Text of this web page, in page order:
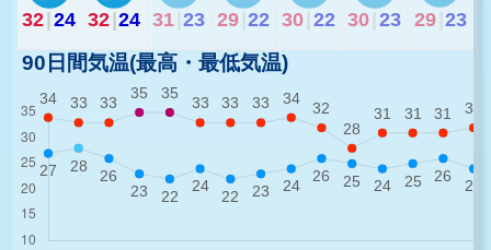
32|24 32|24 31 23 29 22 30 22 30 23 29 23
90日間気温(最高・最低気温)